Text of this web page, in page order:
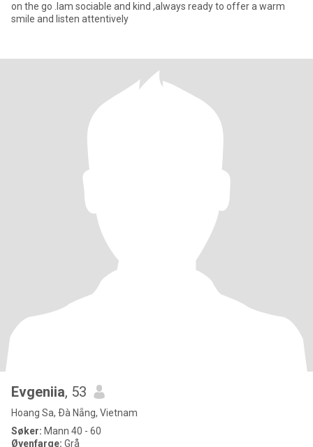
on the go .Iam sociable and kind ,always ready to offer a warm
smile and listen attentively
Evgeniia, 53
Hoang Sa, Ðà Nẵng, Vietnam
Søker: Mann 40 - 60
Øyenfarge: Grå